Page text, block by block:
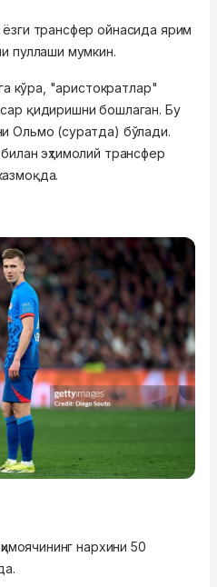
трансфер ойнасида ярим
пуллаши мумкин.
кўра, "аристократлар"
қидиришни бошлаган. Бу
Ольмо (суратда) бўлади.
эҳтимолий трансфер
нархини 50